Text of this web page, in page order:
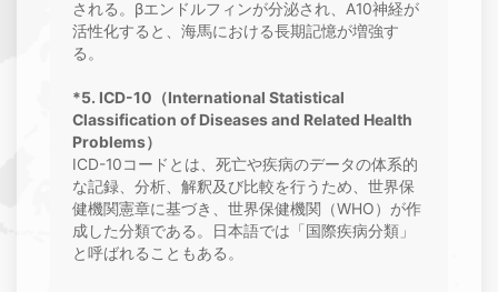
される。βエンドルフィンが分泌され、A10神経が
活性化すると、海馬における長期記憶が増強す
る。
*5. ICD-10（International Statistical
Classification of Diseases and Related Health
Problems）
ICD-10コードとは、死亡や疾病のデータの体系的
な記録、分析、解釈及び比較を行うため、世界保
健機関憲章に基づき、世界保健機関（WHO）が作
成した分類である。日本語では「国際疾病分類」
と呼ばれることもある。